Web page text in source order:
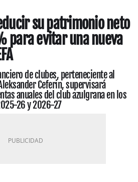
su patrimonio neto
para evitar una nueva
de clubes, perteneciente al
Ceferin, supervisará
anuales del club azulgrana en los
26 y 2026-27